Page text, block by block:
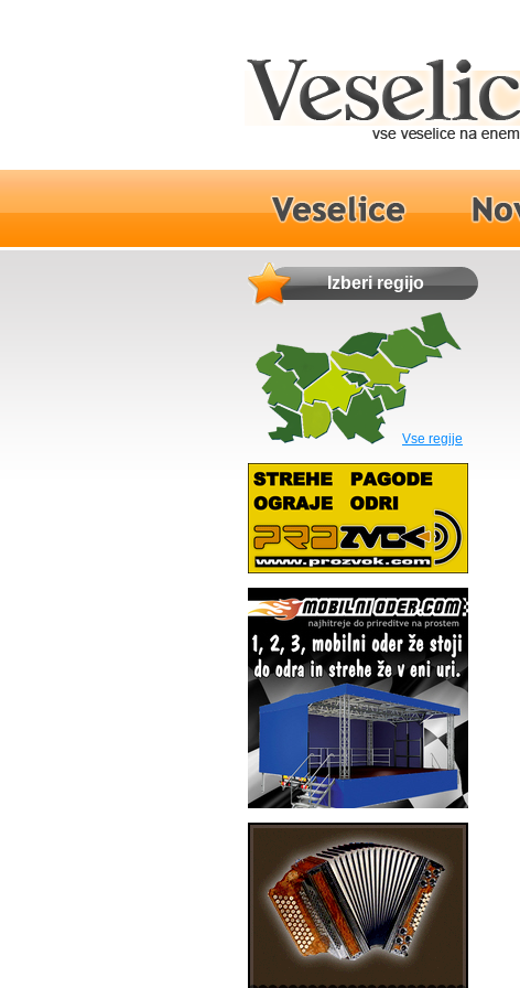
Izberi regijo
Vse regije